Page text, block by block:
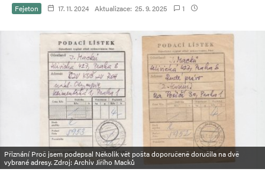
Fejeton 17. 11. 2024 Aktualizace: 25. 9. 2025 1
Přiznání Proč jsem podepsal Několik vět pošta doporučeně doručila na dvě
vybrané adresy. Zdroj: Archiv Jiřího Macků